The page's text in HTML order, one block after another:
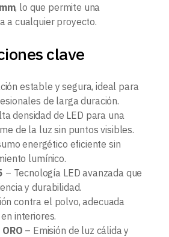
, lo que permite una
a cualquier proyecto.
clave
estable y segura, ideal para
de larga duración.
densidad de LED para una
de la luz sin puntos visibles.
energético eficiente sin
lumínico.
– Tecnología LED avanzada que
y durabilidad.
contra el polvo, adecuada
interiores.
– Emisión de luz cálida y